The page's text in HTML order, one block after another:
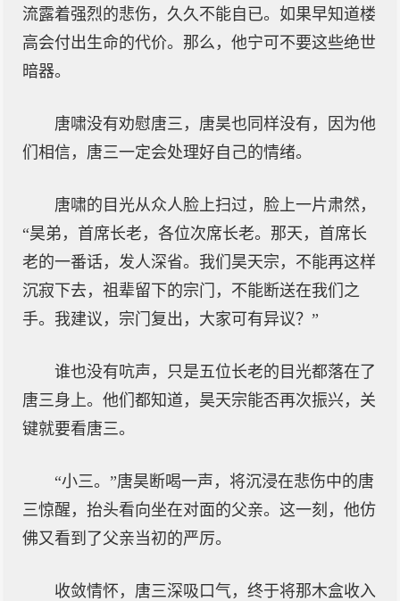
流露着强烈的悲伤，久久不能自已。如果早知道楼
高会付出生命的代价。那么，他宁可不要这些绝世
暗器。
唐啸没有劝慰唐三，唐昊也同样没有，因为他
们相信，唐三一定会处理好自己的情绪。
唐啸的目光从众人脸上扫过，脸上一片肃然，
“昊弟，首席长老，各位次席长老。那天，首席长
老的一番话，发人深省。我们昊天宗，不能再这样
沉寂下去，祖辈留下的宗门，不能断送在我们之
手。我建议，宗门复出，大家可有异议？”
谁也没有吭声，只是五位长老的目光都落在了
唐三身上。他们都知道，昊天宗能否再次振兴，关
键就要看唐三。
“小三。”唐昊断喝一声，将沉浸在悲伤中的唐
三惊醒，抬头看向坐在对面的父亲。这一刻，他仿
佛又看到了父亲当初的严厉。
收敛情怀，唐三深吸口气，终于将那木盒收入